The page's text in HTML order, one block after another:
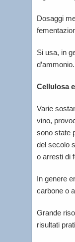
Dosaggi
Si usa, in
d’ammonio.
Cellulosa
Varie
vino,
sono state
del secolo
o arresti di
In genere
carbone o
Grande
risultati